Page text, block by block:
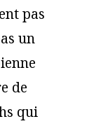
pas
un
de
qui